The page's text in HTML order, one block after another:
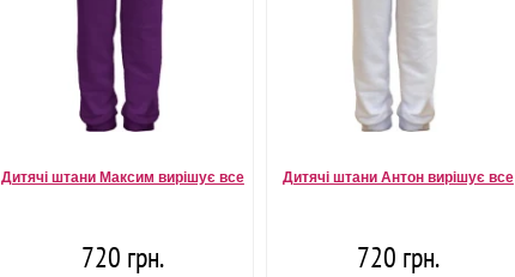
Дитячі штани Максим вирішує все
720 грн.
Дитячі штани Антон вирішує все
720 грн.